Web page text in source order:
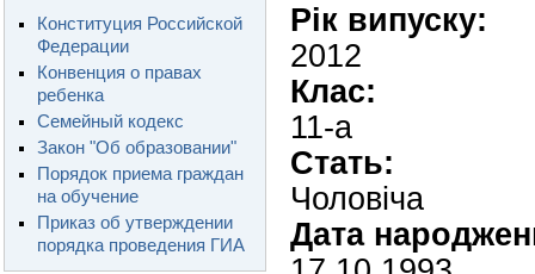
Конституция Российской
Федерации
Конвенция о правах
ребенка
Семейный кодекс
Закон "Об образовании"
Порядок приема граждан
на обучение
Приказ об утверждении
порядка проведения ГИА
Рік випуску:
2012
Клас:
11-а
Стать:
Чоловіча
Дата